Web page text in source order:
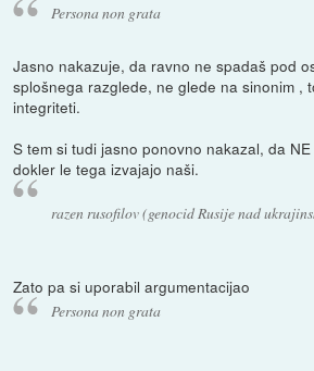
Persona non grata
Jasno nakazuje, da ravno ne spadaš pod
splošnega razglede, ne glede na sinonim ,
integriteti.
S tem si tudi jasno ponovno nakazal, da NE
dokler le tega izvajajo naši.
razen rusofilov (genocid Rusije nad
Zato pa si uporabil argumentacijao
Persona non grata